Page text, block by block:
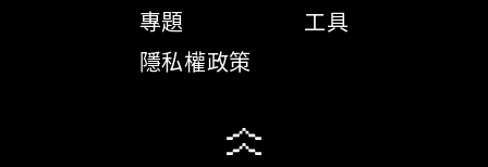
專題
隱私權政策
工具